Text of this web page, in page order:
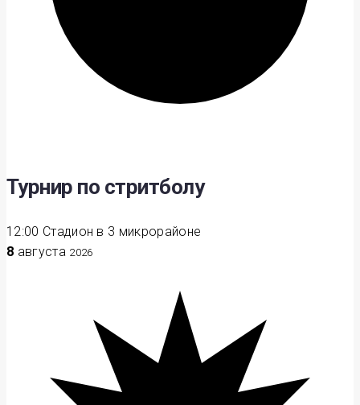
Турнир по стритболу
12:00 Стадион в 3 микрорайоне
8 августа 2026